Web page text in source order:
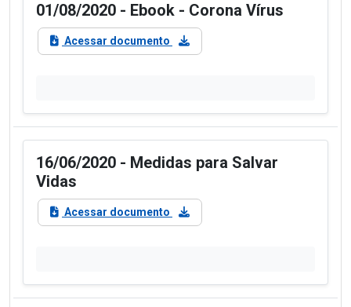
01/08/2020 - Ebook - Corona Vírus
Acessar documento
16/06/2020 - Medidas para Salvar
Vidas
Acessar documento